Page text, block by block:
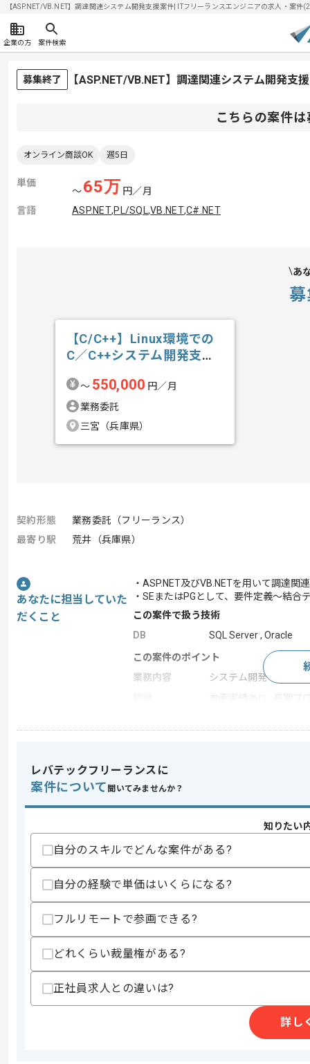
【ASP.NET/VB.NET】調達関連システム開発支援案件| ITフリーランスエンジニアの求人・案
企業の方 案件検索
募集終了 【ASP.NET/VB.NET】調達関連システム開発支
こちらの案件
オンライン商談OK 週5日
単価
〜65万 円／月
言語
ASP.NET,PL/SQL ,VB.NET,C#.NET
あ
【C/C++】Linux環境での
C／C++システム開発支援
〜 550,000 円／月
業務委託
三宮（兵庫県）
契約形態
業務委託（フリーランス）
最寄り駅
荒井（兵庫県）
あなたに担当していた
だくこと
・ASP.NET及びVB.NETを用いて調達
・SEまたはPGとして、要件定義～結
この案件で扱う技術
DB
SQL Server , Oracle
この案件のポイント
業務内容
システム開発
参画実績あり , 長期プ
スキル
・下記を用いた開発経験
‐ASP.NET
‐C#.NET
‐RDB(SQLServer、Oracle)
上記に似た経験やスキルをお持ちであれば申
精算・お支払い
精算条件
有
精算基準時間
支払いサイト
レバテックフリーランスに
案件について 聞いてみませんか？
知りたい
自分のスキルでどんな案件がある?
自分の経験で単価はいくらになる?
フルリモートで参画できる?
どれくらい裁量権がある?
正社員求人との違いは?
詳し